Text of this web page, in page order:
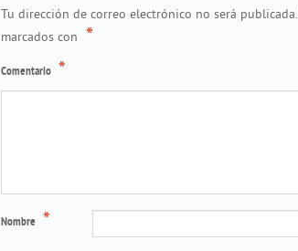
Tu dirección de correo electrónico no será publicada.
marcados con *
Comentario *
Nombre *